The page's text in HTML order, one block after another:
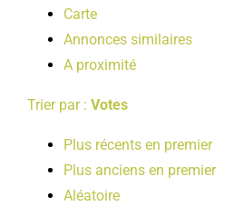
Carte
Annonces similaires
A proximité
Trier par : Votes
Plus récents en premier
Plus anciens en premier
Aléatoire